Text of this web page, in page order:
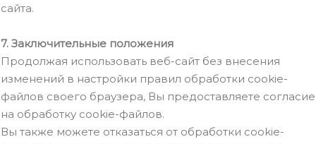
сайта.
7. Заключительные положения
Продолжая использовать веб-сайт без внесения
изменений в настройки правил обработки cookie-
файлов своего браузера, Вы предоставляете согласие
на обработку cookie-файлов.
Вы также можете отказаться от обработки cookie-